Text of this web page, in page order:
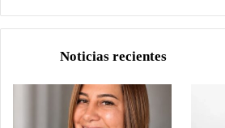
Noticias recientes